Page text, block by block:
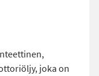
joka on